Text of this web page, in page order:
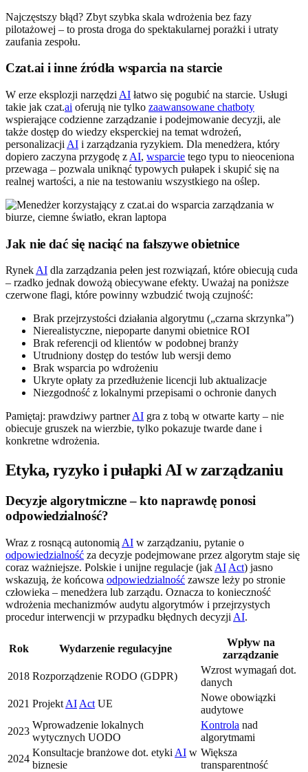
Najczęstszy błąd? Zbyt szybka skala wdrożenia bez fazy
pilotażowej – to prosta droga do spektakularnej porażki i utraty
zaufania zespołu.
Czat.ai i inne źródła wsparcia na starcie
W erze eksplozji narzędzi AI łatwo się pogubić na starcie. Usługi
takie jak czat.ai oferują nie tylko zaawansowane chatboty
wspierające codzienne zarządzanie i podejmowanie decyzji, ale
także dostęp do wiedzy eksperckiej na temat wdrożeń,
personalizacji AI i zarządzania ryzykiem. Dla menedżera, który
dopiero zaczyna przygodę z AI, wsparcie tego typu to nieoceniona
przewaga – pozwala uniknąć typowych pułapek i skupić się na
realnej wartości, a nie na testowaniu wszystkiego na oślep.
Jak nie dać się naciąć na fałszywe obietnice
RynekAI dla zarządzania pełen jest rozwiązań, które obiecują cuda
– rzadko jednak dowożą obiecywane efekty. Uważaj na poniższe
czerwone flagi, które powinny wzbudzić twoją czujność:
Brak przejrzystości działania algorytmu („czarna skrzynka”)
Nierealistyczne, niepoparte danymi obietnice ROI
Brak referencji od klientów w podobnej branży
Utrudniony dostęp do testów lub wersji demo
Brak wsparcia po wdrożeniu
Ukryte opłaty za przedłużenie licencji lub aktualizacje
Niezgodność z lokalnymi przepisami o ochronie danych
Pamiętaj: prawdziwy partnerAI gra z tobą w otwarte karty – nie
obiecuje gruszek na wierzbie, tylko pokazuje twarde dane i
konkretne wdrożenia.
Etyka, ryzyko i pułapki AI w zarządzaniu
Decyzje algorytmiczne – kto naprawdę ponosi
odpowiedzialność?
Wraz z rosnącą autonomią AI w zarządzaniu, pytanie o
odpowiedzialność za decyzje podejmowane przez algorytm staje się
coraz ważniejsze. Polskie i unijne regulacje (jak AI Act) jasno
wskazują, że końcowa odpowiedzialność zawsze leży po stronie
człowieka – menedżera lub zarządu. Oznacza to konieczność
wdrożenia mechanizmów audytu algorytmów i przejrzystych
procedur interwencji w przypadku błędnych decyzji AI.
Rok Wydarzenie regulacyjne
Wpływ na
zarządzanie
2018 Rozporządzenie RODO (GDPR)
Wzrost wymagań dot.
danych
2021 Projekt AI Act UE
Nowe obowiązki
audytowe
2023
Wprowadzenie lokalnych
wytycznych UODO
Kontrola nad
algorytmami
2024
Konsultacje branżowe dot. etyki AI w
biznesie
Większa
transparentność